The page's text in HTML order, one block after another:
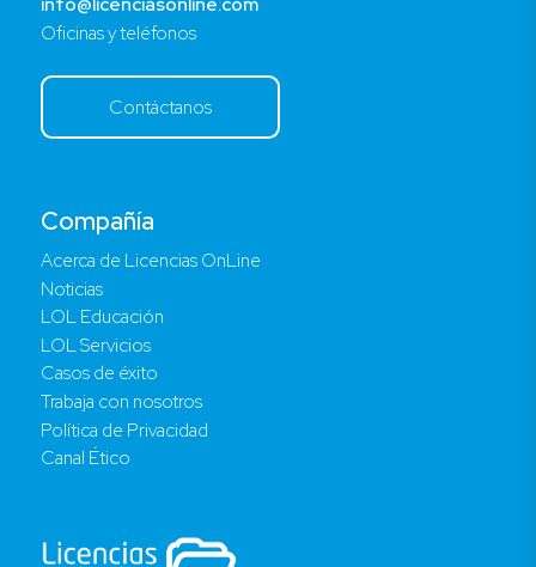
Compañía
Acerca de Licencias OnLine
Noticias
LOL Educación
LOL Servicios
Casos de éxito
Trabaja con nosotros
Política de Privacidad
Canal Ético
Oficinas y teléfonos
Contáctanos